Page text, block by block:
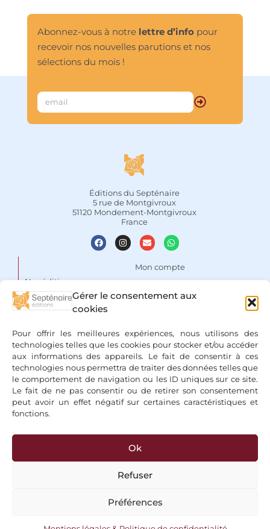
Gérer le consentement aux
cookies
Pour offrir les meilleures expériences, nous utilisons des
technologies telles que les cookies pour stocker et/ou accéder
aux informations des appareils. Le fait de consentir à ces
technologies nous permettra de traiter des données telles que
le comportement de navigation ou les ID uniques sur ce site.
Le fait de ne pas consentir ou de retirer son consentement
peut avoir un effet négatif sur certaines caractéristiques et
fonctions.
Ok
Refuser
Préférences
Abonnez-vous à notre lettre d’infopour
recevoir nos nouvelles parutions et nos
sélections du mois !
Éditions du Septénaire
5 rue de Montgivroux
51120 Mondement-Montgivroux
France
Nos éditions
Auteurs
Espace libraires
Nous contacter
Mon compte
Conditions Générales de
Vente
Mentions légales & Politique
de confidentialité
+ Bancontact, Klarna, Paypal